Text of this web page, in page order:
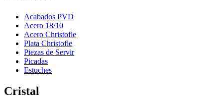
Acabados PVD
Acero 18/10
Acero Christofle
Plata Christofle
Piezas de Servir
Picadas
Estuches
Cristal